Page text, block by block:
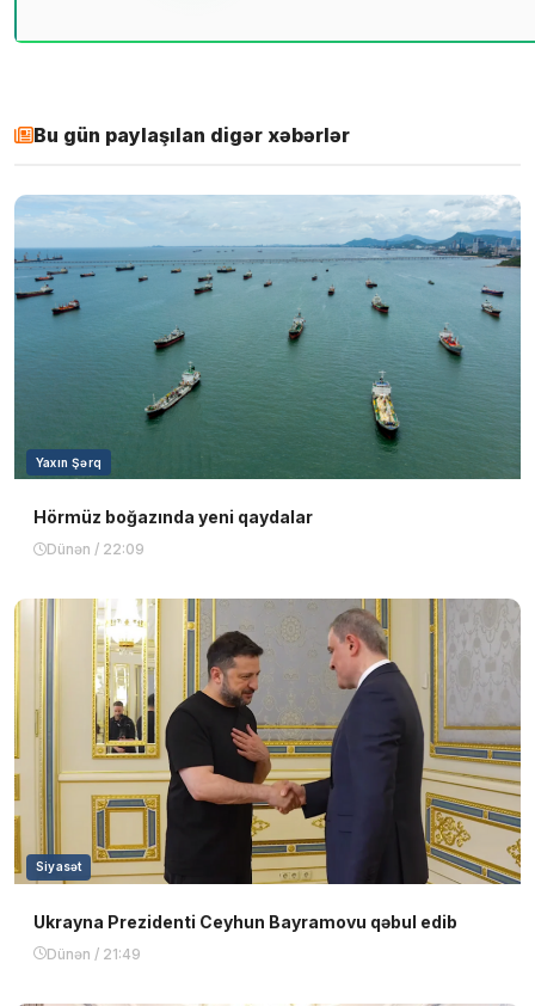
Bu gün paylaşılan digər xəbərlər
Yaxın Şərq
Hörmüz boğazında yeni qaydalar
Dünən / 22:09
Siyasət
Ukrayna Prezidenti Ceyhun Bayramovu qəbul edib
Dünən / 21:49